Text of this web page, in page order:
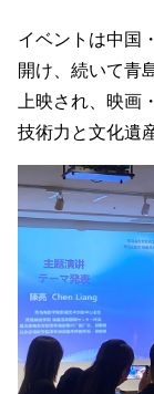
イベントは中国
開け、続いて青
上映され、映画
技術力と文化遺